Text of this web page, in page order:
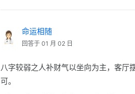
命运相随
回答于 01 月 02 日
八字较弱之人补财气以坐向为主，客厅
可。